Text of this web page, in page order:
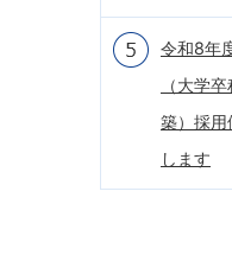
令和8年
（大学
築）採用
します